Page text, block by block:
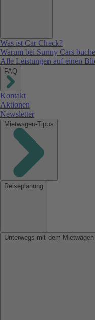
Was ist Car Check?
Warum bei Sunny Cars
Alle Leistungen auf einen
FAQ
Kontakt
Aktionen
Newsletter
Mietwagen-Tipps
Reiseplanung
Unterwegs mit dem Mietwagen